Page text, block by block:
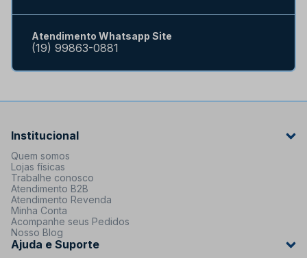
Atendimento Whatsapp Site
(19) 99863-0881
Institucional
Quem somos
Lojas físicas
Trabalhe conosco
Atendimento B2B
Atendimento Revenda
Minha Conta
Acompanhe seus Pedidos
Nosso Blog
Ajuda e Suporte